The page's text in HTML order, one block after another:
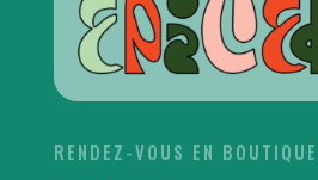
RENDEZ-VOUS EN BOUTIQUE